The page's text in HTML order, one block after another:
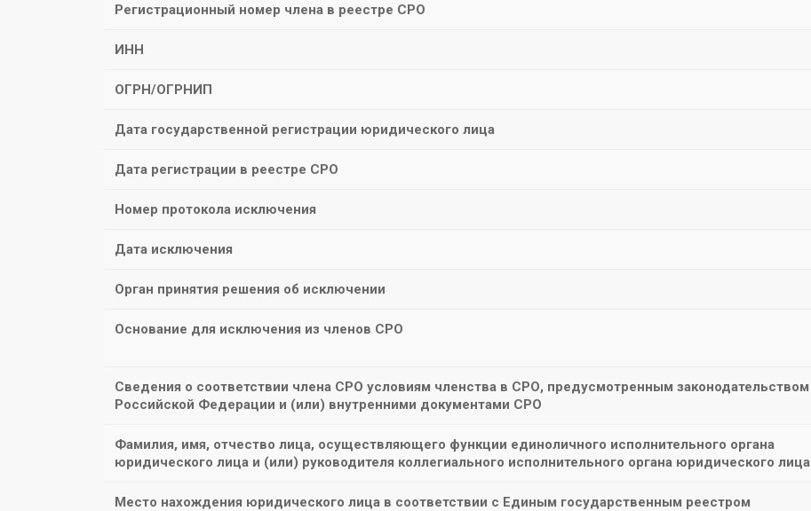
Регистрационный номер члена в реестре СРО
ИНН
ОГРН/ОГРНИП
Дата государственной регистрации юридического лица
Дата регистрации в реестре СРО
Номер протокола исключения
Дата исключения
Орган принятия решения об исключении
Основание для исключения из членов СРО
Сведения о соответствии члена СРО условиям членства в СРО, предусмотренным законодательством
Российской Федерации и (или) внутренними документами СРО
Фамилия, имя, отчество лица, осуществляющего функции единоличного исполнительного органа
юридического лица и (или) руководителя коллегиального исполнительного органа юридического лица
Место нахождения юридического лица в соответствии с Единым государственным реестром